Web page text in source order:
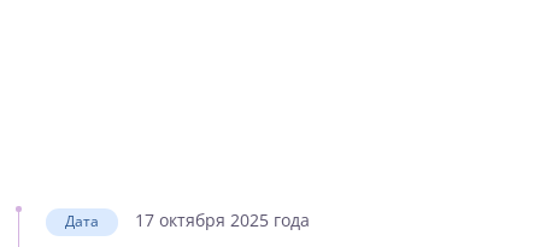
Дата 17 октября 2025 года